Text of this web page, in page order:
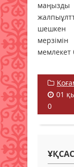
шешкен
01
0